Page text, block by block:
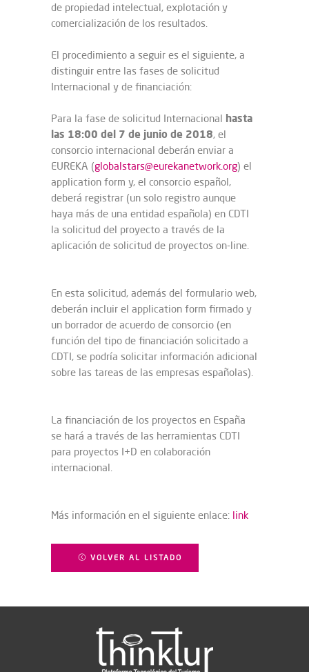
de propiedad intelectual, explotación y
comercialización de los resultados.
El procedimiento a seguir es el siguiente, a
distinguir entre las fases de solicitud
Internacional y de financiación:
Para la fase de solicitud Internacional hasta
las 18:00 del 7 de junio de 2018, el
consorcio internacional deberán enviar a
EUREKA (globalstars@eurekanetwork.org) el
application form y, el consorcio español,
deberá registrar (un solo registro aunque
haya más de una entidad española) en CDTI
la solicitud del proyecto a través de la
aplicación de solicitud de proyectos on-line.
En esta solicitud, además del formulario web,
deberán incluir el application form firmado y
un borrador de acuerdo de consorcio (en
función del tipo de financiación solicitado a
CDTI, se podría solicitar información adicional
sobre las tareas de las empresas españolas).
La financiación de los proyectos en España
se hará a través de las herramientas CDTI
para proyectos I+D en colaboración
internacional.
Más información en el siguiente enlace: link
VOLVER AL LISTADO